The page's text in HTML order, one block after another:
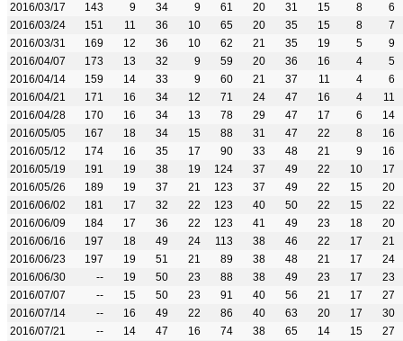
2016/03/17
143 9 34 9 61 20 31 15 8
6
2016/03/24
151 11 36 10 65 20 35 15 8
7
2016/03/31
169 12 36 10 62 21 35 19 5
9
2016/04/07
173 13 32 9 59 20 36 16 4
5
2016/04/14
159 14 33 9 60 21 37 11 4
6
2016/04/21
171 16 34 12 71 24 47 16 4
11
2016/04/28
170 16 34 13 78 29 47 17 6
14
2016/05/05
167 18 34 15 88 31 47 22 8
16
2016/05/12
174 16 35 17 90 33 48 21 9
16
2016/05/19
191 19 38 19 124 37 49 22 10
17
2016/05/26
189 19 37 21 123 37 49 22 15
20
2016/06/02
181 17 32 22 123 40 50 22 15
22
2016/06/09
184 17 36 22 123 41 49 23 18
20
2016/06/16
197 18 49 24 113 38 46 22 17
21
2016/06/23
197 19 51 21 89 38 48 21 17
24
2016/06/30
-- 19 50 23 88 38 49 23 17
23
2016/07/07
-- 15 50 23 91 40 56 21 17
27
2016/07/14
-- 16 49 22 86 40 63 20 17
30
2016/07/21
-- 14 47 16 74 38 65 14 15
27